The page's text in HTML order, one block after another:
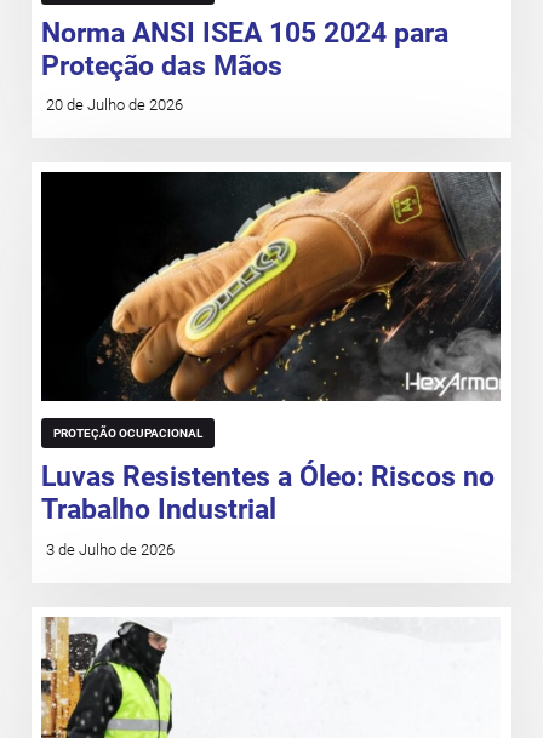
Norma ANSI ISEA 105 2024 para
Proteção das Mãos
20 de Julho de 2026
PROTEÇÃO OCUPACIONAL
Luvas Resistentes a Óleo: Riscos no
Trabalho Industrial
3 de Julho de 2026